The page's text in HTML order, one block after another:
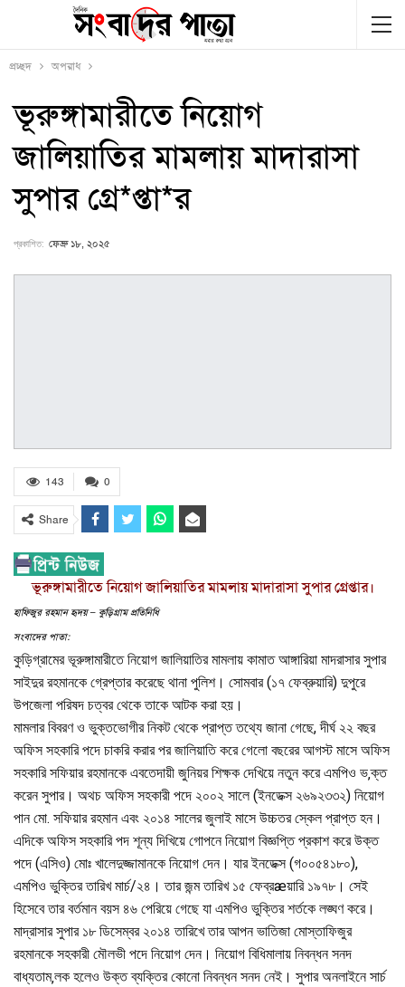
প্রচ্ছদ অপরাধ
ভূরুঙ্গামারীতে নিয়োগ
জালিয়াতির মামলায় মাদারাসা
সুপার গ্রে*প্তা*র
প্রকাশিত: ফেব্রু ১৮, ২০২৫
0
143
Share
ভূরুঙ্গামারীতে নিয়োগ জালিয়াতির মামলায় মাদারাসা সুপার গ্রেপ্তার।
হাফিজুর রহমান হৃদয় – কুড়িগ্রাম প্রতিনিধি
সংবাদের পাতা:
কুড়িগ্রামের ভূরুঙ্গামারীতে নিয়োগ জালিয়াতির মামলায় কামাত আঙ্গারিয়া মাদরাসার সুপার
সাইদুর রহমানকে গ্রেপ্তার করেছে থানা পুলিশ। সোমবার (১৭ ফেব্রুয়ারি) দুপুরে
উপজেলা পরিষদ চত্বর থেকে তাকে আটক করা হয়।
মামলার বিবরণ ও ভুক্তভোগীর নিকট থেকে প্রাপ্ত তথ্যে জানা গেছে, দীর্ঘ ২২ বছর
অফিস সহকারি পদে চাকরি করার পর জালিয়াতি করে গেলো বছরের আগস্ট মাসে অফিস
সহকারি সফিয়ার রহমানকে এবতেদায়ী জুনিয়র শিক্ষক দেখিয়ে নতুন করে এমপিও ভ‚ক্ত
করেন সুপার। অথচ অফিস সহকারী পদে ২০০২ সালে (ইনডেক্স ২৬৯২৩৩২) নিয়োগ
পান মো. সফিয়ার রহমান এবং ২০১৪ সালের জুলাই মাসে উচ্চতর স্কেল প্রাপ্ত হন।
এদিকে অফিস সহকারি পদ শূন্য দিখিয়ে গোপনে নিয়োগ বিজ্ঞপ্তি প্রকাশ করে উক্ত
পদে (এসিও) মোঃ খালেদুজ্জামানকে নিয়োগ দেন। যার ইনডেক্স (গ০০৫৪১৮০),
এমপিও ভুক্তির তারিখ মার্চ/২৪। তার জন্ম তারিখ ১৫ ফেব্রæয়ারি ১৯৭৮। সেই
হিসেবে তার বর্তমান বয়স ৪৬ পেরিয়ে গেছে যা এমপিও ভুক্তির শর্তকে লঙ্ঘণ করে।
মাদ্রাসার সুপার ১৮ ডিসেম্বর ২০১৪ তারিখে তার আপন ভাতিজা মোস্তাফিজুর
রহমানকে সহকারী মৌলভী পদে নিয়োগ দেন। নিয়োগ বিধিমালায় নিবন্ধন সনদ
বাধ্যতাম‚লক হলেও উক্ত ব্যক্তির কোনো নিবন্ধন সনদ নেই। সুপার অনলাইনে সার্চ